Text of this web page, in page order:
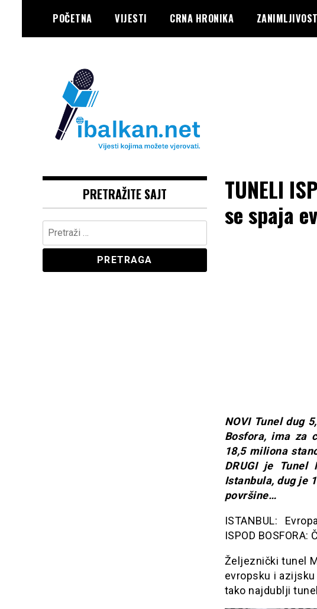
content
POČETNA VIJESTI CRNA HRONIKA
IBALKAN
TUNELI
se spaja
NOVI Tunel dug
Bosfora, ima za
18,5 miliona
DRUGI je
Istanbula, dug je
površine…
ISTANBUL:
ISPOD
Željeznički tunel
evropsku i
tako najdublji
PRETRAŽITE SAJT
Pretraga: